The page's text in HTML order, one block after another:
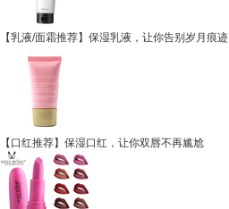
【乳液/面霜推荐】保湿乳液，让你告别岁月痕迹
【口红推荐】保湿口红，让你双唇不再尴尬